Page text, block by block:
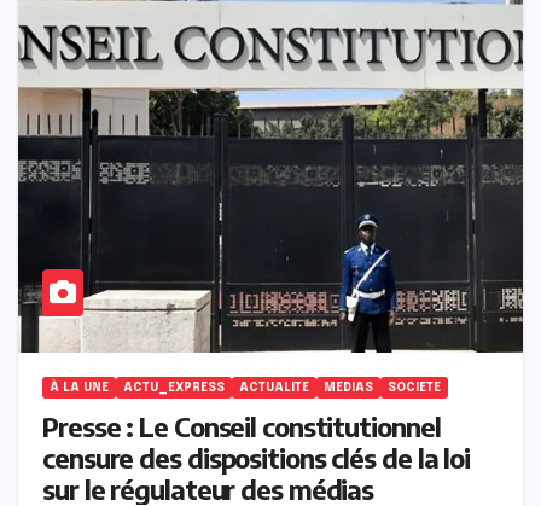
À LA UNE ACTU_EXPRESS ACTUALITE MEDIAS SOCIETE
Presse : Le Conseil constitutionnel
censure des dispositions clés de la loi
sur le régulateur des médias